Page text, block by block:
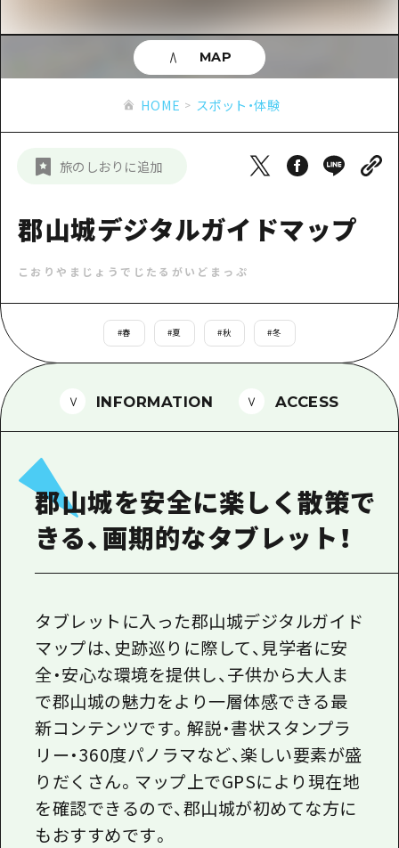
ショッピング
スポーツ
ナイトライフ
定番
自然
広島市周辺
安芸
備北
芸北
山口県東部
弾丸
日帰り
半日
2泊3日
備後
備北
芸北
山口県東部
愛媛県
島根県
お役立ち情報
お役立ち情報一覧
アクセス
お得な周遊チケット
HIROSHIMA FREE Wi-Fi
観光案内所
広島県を訪れる外国人旅行者向け情報一
ボランティアガイド
ガイドブック
広島県の魅力を動画でご紹介！
メディア掲載情報
フォトダウンロード
関連リンク
新着情報
事業者・学校関係者の皆さま
HOME スポット・体験
旅のしおりに追加
郡山城デジタルガイドマップ
こおりやまじょうでじたるがいどまっぷ
#春 #夏 #秋 #冬
MAP
INFORMATION ACCESS
郡山城を安全に楽しく散策で
きる、画期的なタブレット！
タブレットに入った郡山城デジタルガイド
マップは、史跡巡りに際して、見学者に安
全・安心な環境を提供し、子供から大人ま
で郡山城の魅力をより一層体感できる最
新コンテンツです。解説・書状スタンプラ
リー・360度パノラマなど、楽しい要素が盛
りだくさん。マップ上でGPSにより現在地
を確認できるので、郡山城が初めてな方に
もおすすめです。